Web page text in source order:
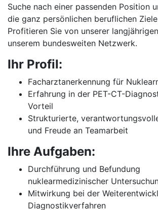
Suche nach einer passenden Position
die ganz persönlichen beruflichen
Profitieren Sie von unserer
unserem bundesweiten Netzwerk.
Ihr Profil:
Facharztanerkennung für
Erfahrung in der PET-CT-
Vorteil
Strukturierte,
und Freude an Teamarbeit
Ihre Aufgaben:
Durchführung und Befundung
nuklearmedizinischer
Mitwirkung bei der
Diagnostikverfahren